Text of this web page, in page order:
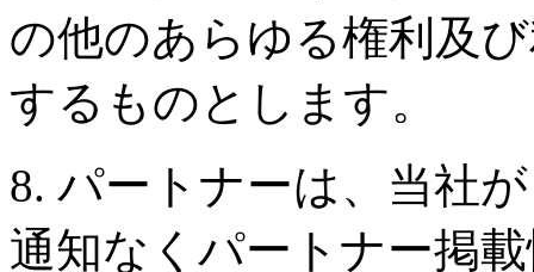
の他のあらゆる権利及
するものとします。
8. パートナーは、当社
通知なくパートナー掲